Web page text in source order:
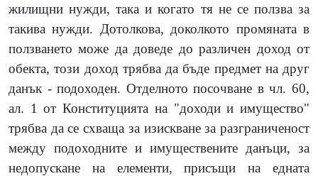
жилищни нужди, така и когато тя не се ползва за
такива нужди. Дотолкова, доколкото промяната в
ползването може да доведе до различен доход от
обекта, този доход трябва да бъде предмет на друг
данък - подоходен. Отделното посочване в чл. 60,
ал. 1 от Конституцията на "доходи и имущество"
трябва да се схваща за изискване за разграниченост
между подоходните и имуществените данъци, за
недопускане на елементи, присъщи на едната